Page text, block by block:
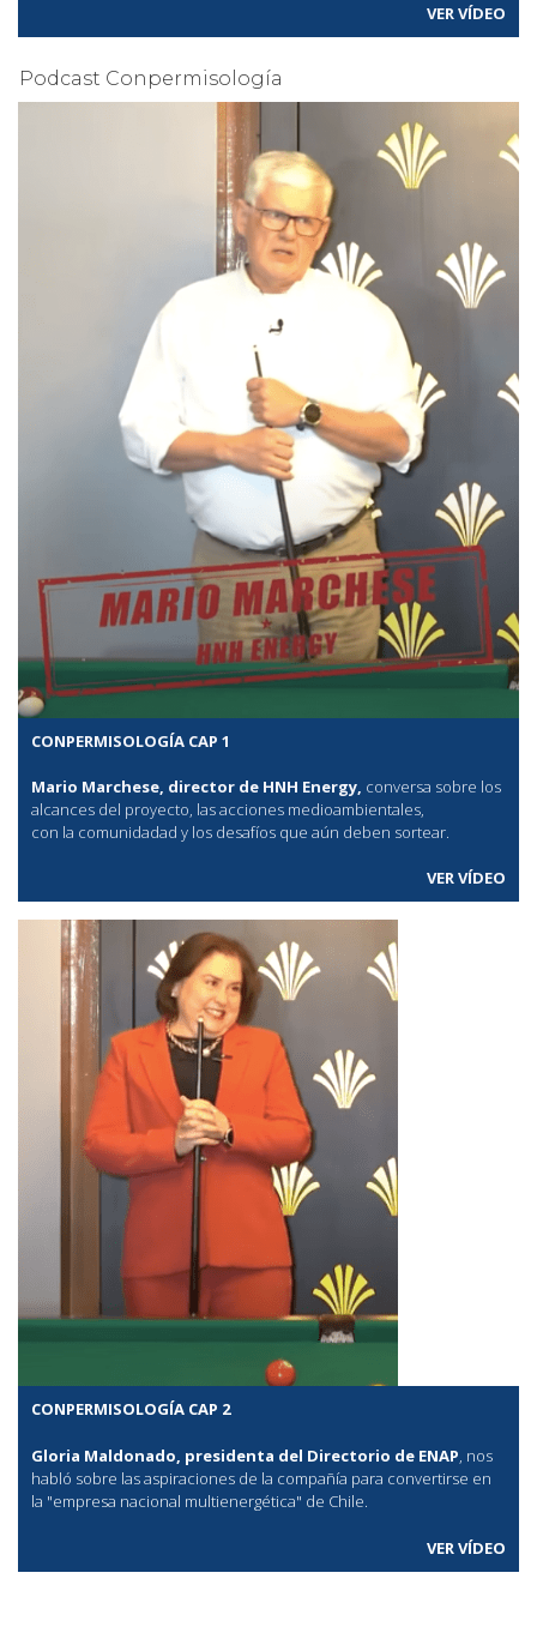
VER VÍDEO
Podcast Conpermisología
CONPERMISOLOGÍA CAP 1
Mario Marchese, director de HNH Energy, conversa sobre los
alcances del proyecto, las acciones medioambientales,
con la comunidadad y los desafíos que aún deben sortear.
VER VÍDEO
CONPERMISOLOGÍA CAP 2
Gloria Maldonado, presidenta del Directorio de ENAP, nos
habló sobre las aspiraciones de la compañía para convertirse en
la "empresa nacional multienergética" de Chile.
VER VÍDEO